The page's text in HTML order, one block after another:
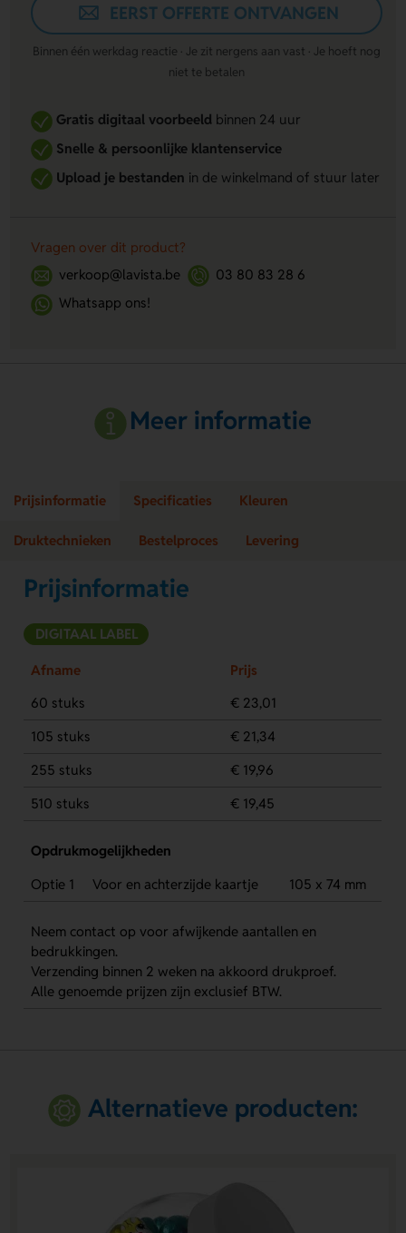
EERST OFFERTE ONTVANGEN
Binnen één werkdag reactie · Je zit nergens aan vast · Je hoeft nog
niet te betalen
Gratis digitaal voorbeeld binnen 24 uur
Snelle & persoonlijke klantenservice
Upload je bestanden in de winkelmand of stuur later
Vragen over dit product?
verkoop@lavista.be
03 80 83 28 6
Whatsapp ons!
Meer informatie
Prijsinformatie Specificaties Kleuren
Druktechnieken Bestelproces Levering
Prijsinformatie
DIGITAAL LABEL
Afname
Prijs
60 stuks
€ 23,01
105 stuks
€ 21,34
255 stuks
€ 19,96
510 stuks
€ 19,45
Opdrukmogelijkheden
Optie 1
Voor en achterzijde kaartje 105 x 74 mm
Neem contact op voor afwijkende aantallen en
bedrukkingen.
Verzending binnen 2 weken na akkoord drukproef.
Alle genoemde prijzen zijn exclusief BTW.
Alternatieve producten: